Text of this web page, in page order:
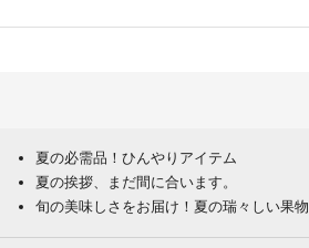
夏の必需品！ひんやりアイテム
夏の挨拶、まだ間に合います。
旬の美味しさをお届け！夏の瑞々しい果物